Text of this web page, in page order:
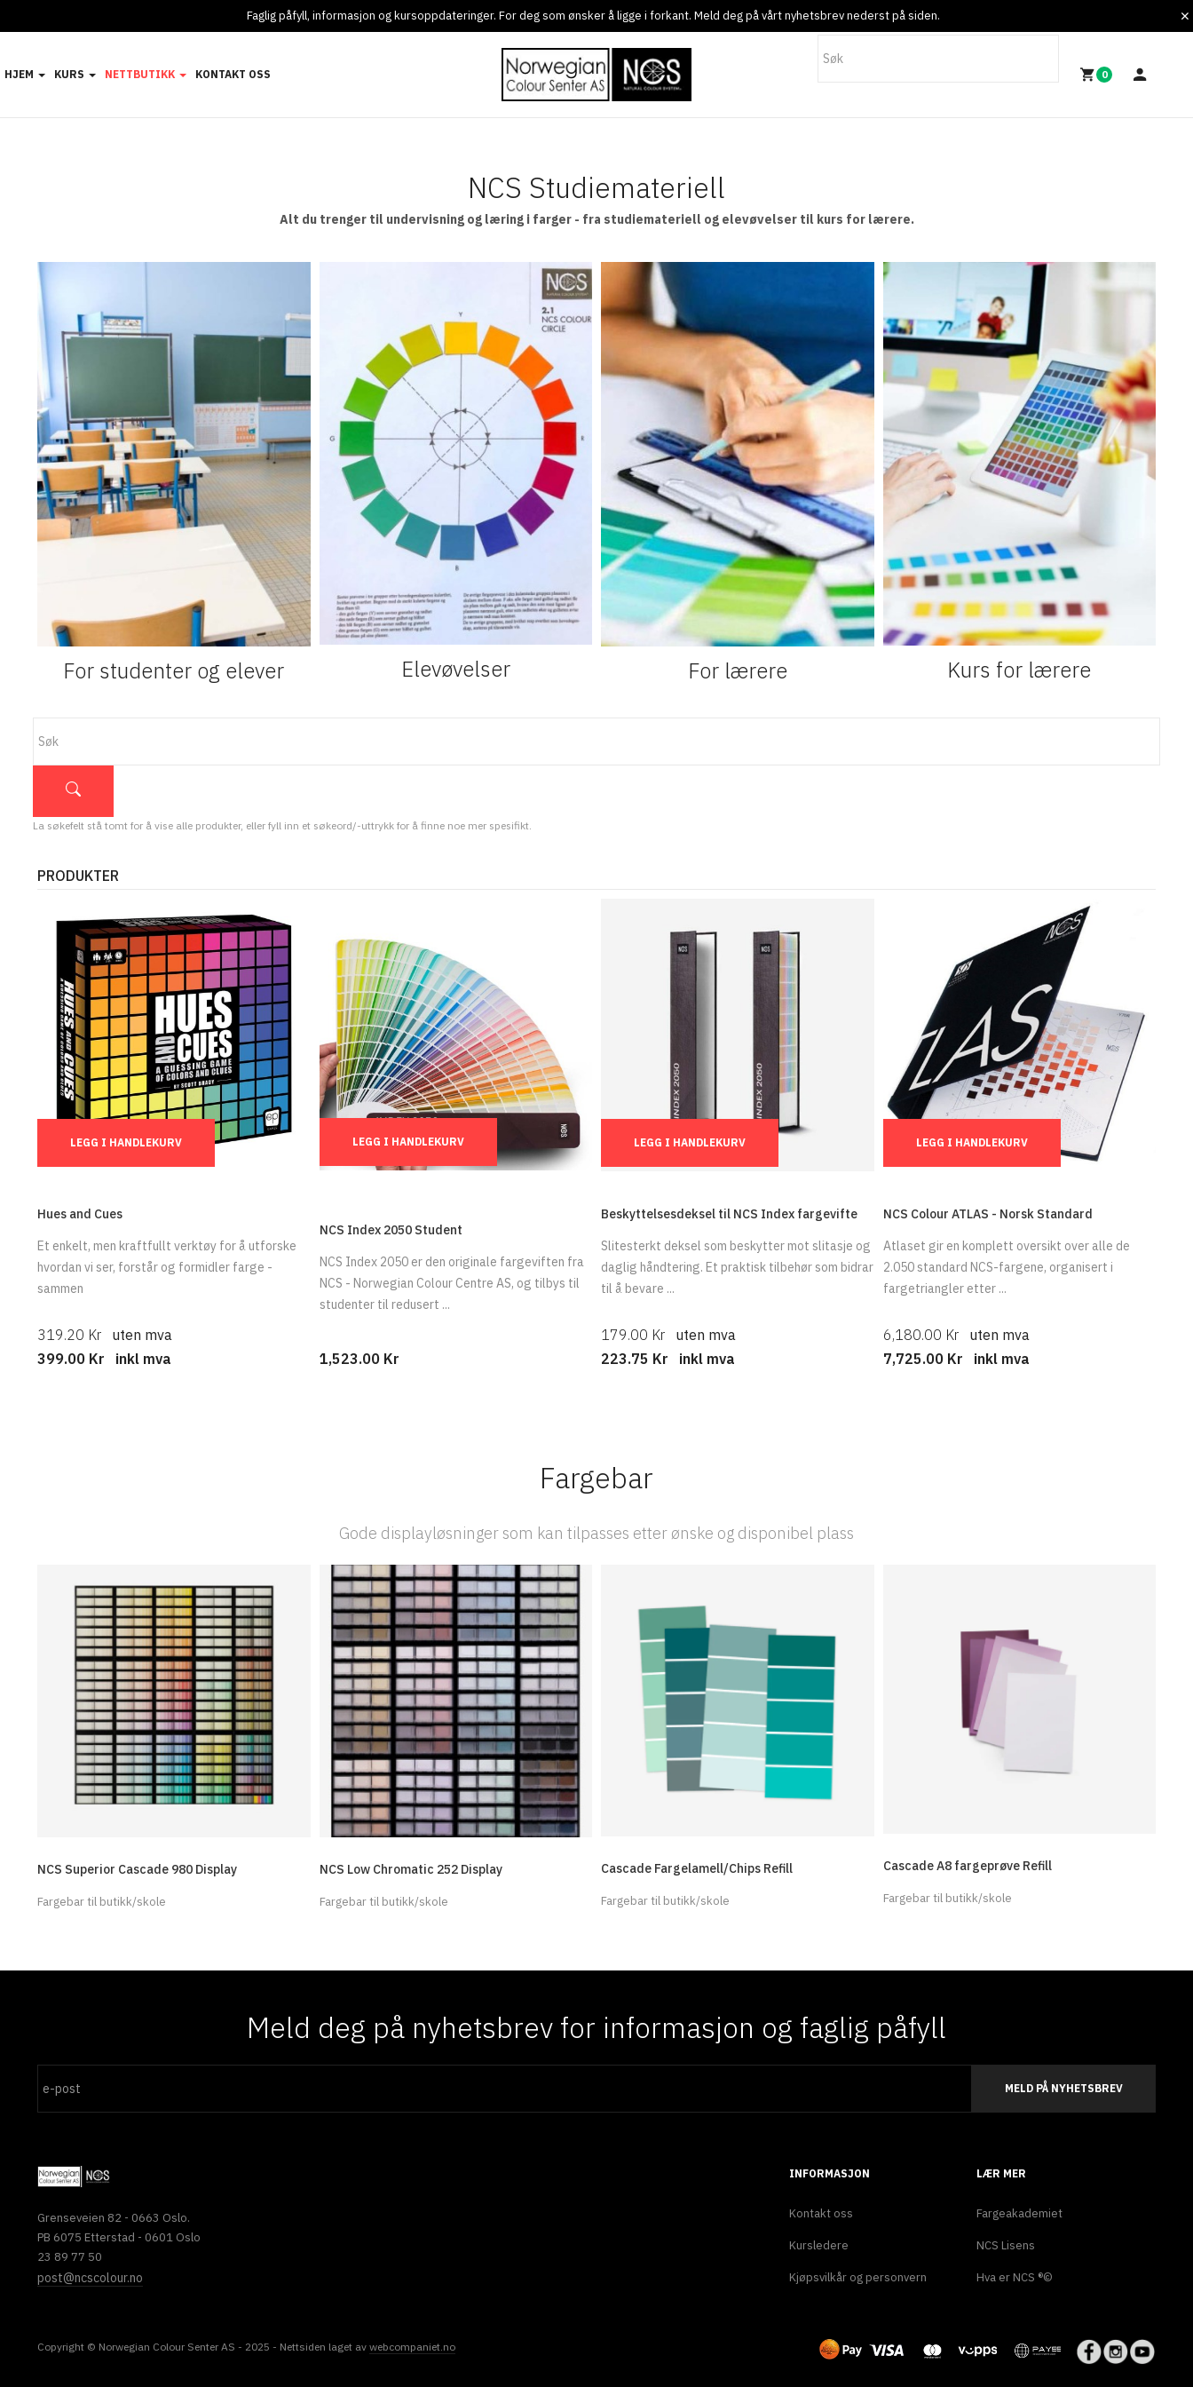
Faglig påfyll, informasjon og kursoppdateringer. For deg som ønsker å ligge i forkant. Meld deg på vårt nyhetsbrev nederst på siden.
HJEM KURS NETTBUTIKK KONTAKT OSS 0
NCS Studiemateriell
Alt du trenger til undervisning og læring i farger - fra studiemateriell og elevøvelser til kurs for lærere.
For studenter og elever Elevøvelser For lærere Kurs for lærere
La søkefelt stå tomt for å vise alle produkter, eller fyll inn et søkeord/-uttrykk for å finne noe mer spesifikt.
PRODUKTER
LEGG I HANDLEKURV
Hues and Cues
Et enkelt, men kraftfullt verktøy for å utforske
hvordan vi ser, forstår og formidler farge -
sammen
319.20 Kr
uten mva
399.00 Kr
inkl mva
LEGG I HANDLEKURV
NCS Index 2050 Student
NCS Index 2050 er den originale fargeviften fra
NCS - Norwegian Colour Centre AS, og tilbys til
studenter til redusert ...
1,523.00 Kr
LEGG I HANDLEKURV
Beskyttelsesdeksel til NCS Index fargevifte
Slitesterkt deksel som beskytter mot slitasje og
daglig håndtering. Et praktisk tilbehør som bidrar
til å bevare ...
179.00 Kr
uten mva
223.75 Kr
inkl mva
LEGG I HANDLEKURV
NCS Colour ATLAS - Norsk Standard
Atlaset gir en komplett oversikt over alle de
2.050 standard NCS-fargene, organisert i
fargetriangler etter ...
6,180.00 Kr
uten mva
7,725.00 Kr
inkl mva
Fargebar
Gode displayløsninger som kan tilpasses etter ønske og disponibel plass
NCS Superior Cascade 980 Display
Fargebar til butikk/skole
NCS Low Chromatic 252 Display
Fargebar til butikk/skole
Cascade Fargelamell/Chips Refill
Fargebar til butikk/skole
Cascade A8 fargeprøve Refill
Fargebar til butikk/skole
Meld deg på nyhetsbrev for informasjon og faglig påfyll
MELD PÅ NYHETSBREV
Grenseveien 82 - 0663 Oslo.
PB 6075 Etterstad - 0601 Oslo
23 89 77 50
post@ncscolour.no
INFORMASJON
Kontakt oss
Kursledere
Kjøpsvilkår og personvern
LÆR MER
Fargeakademiet
NCS Lisens
Hva er NCS ®©
Copyright © Norwegian Colour Senter AS - 2025 - Nettsiden laget av webcompaniet.no